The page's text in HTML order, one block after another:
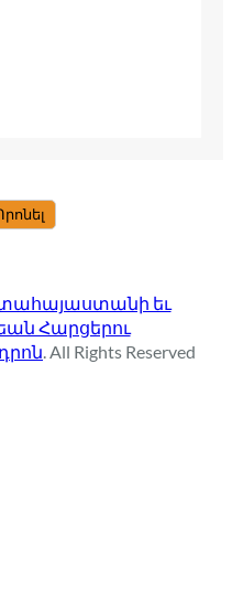
եւ
Հարցերու
. All Rights Reserved